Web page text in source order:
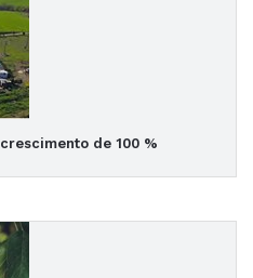
de 100 %